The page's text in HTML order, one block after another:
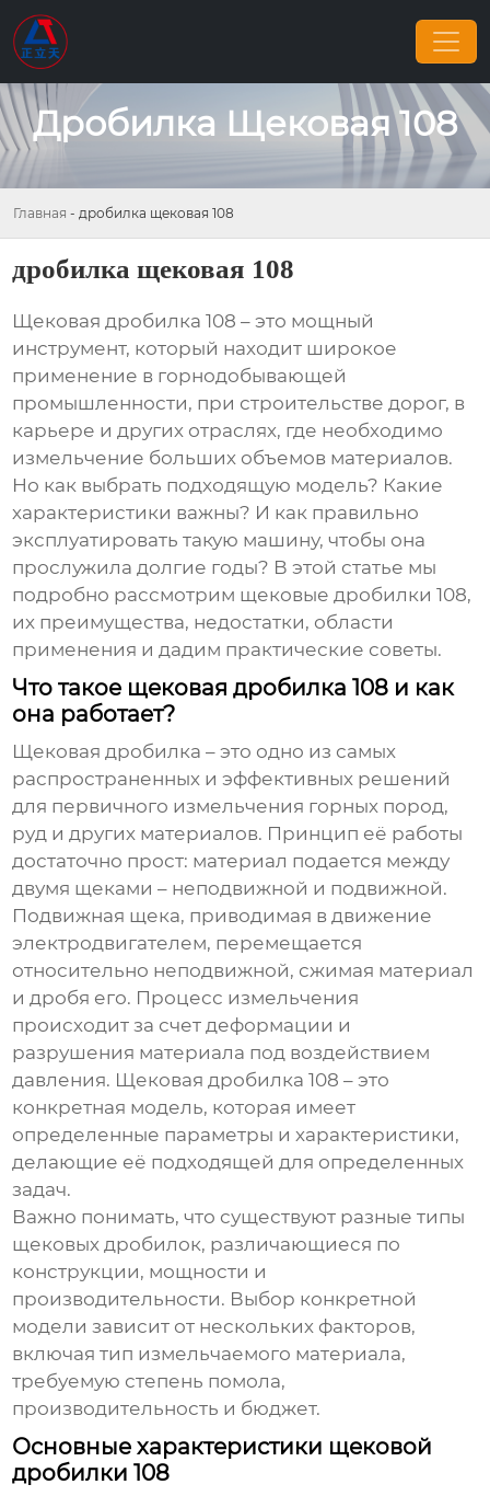
Дробилка Щековая 108
Главная - дробилка щековая 108
дробилка щековая 108
Щековая дробилка 108 – это мощный
инструмент, который находит широкое
применение в горнодобывающей
промышленности, при строительстве дорог, в
карьере и других отраслях, где необходимо
измельчение больших объемов материалов.
Но как выбрать подходящую модель? Какие
характеристики важны? И как правильно
эксплуатировать такую машину, чтобы она
прослужила долгие годы? В этой статье мы
подробно рассмотрим щековые дробилки 108,
их преимущества, недостатки, области
применения и дадим практические советы.
Что такое щековая дробилка 108 и как
она работает?
Щековая дробилка – это одно из самых
распространенных и эффективных решений
для первичного измельчения горных пород,
руд и других материалов. Принцип её работы
достаточно прост: материал подается между
двумя щеками – неподвижной и подвижной.
Подвижная щека, приводимая в движение
электродвигателем, перемещается
относительно неподвижной, сжимая материал
и дробя его. Процесс измельчения
происходит за счет деформации и
разрушения материала под воздействием
давления. Щековая дробилка 108 – это
конкретная модель, которая имеет
определенные параметры и характеристики,
делающие её подходящей для определенных
задач.
Важно понимать, что существуют разные типы
щековых дробилок, различающиеся по
конструкции, мощности и
производительности. Выбор конкретной
модели зависит от нескольких факторов,
включая тип измельчаемого материала,
требуемую степень помола,
производительность и бюджет.
Основные характеристики щековой
дробилки 108